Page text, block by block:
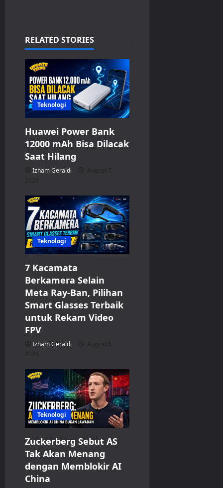
g
a
t
i
o
n
RELATED STORIES
Teknologi
Huawei Power Bank
12000 mAh Bisa Dilacak
Saat Hilang
Izham Geraldi
August 7,
2026
Teknologi
7 Kacamata
Berkamera Selain
Meta Ray-Ban, Pilihan
Smart Glasses Terbaik
untuk Rekam Video
FPV
Izham Geraldi
August 6,
2026
Teknologi
Zuckerberg Sebut AS
Tak Akan Menang
dengan Memblokir AI
China